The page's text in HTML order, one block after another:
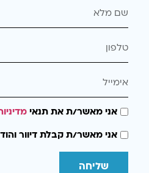
אני מאשר/ת את תנאי
אני מאשר/ת קבלת דיוור
שליחה